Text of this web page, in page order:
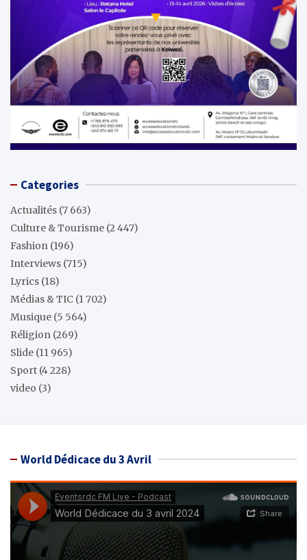
Categories
Actualités (7 663)
Culture & Tourisme (2 447)
Fashion (196)
Interviews (715)
Lyrics (18)
Médias & TIC (1 702)
Musique (5 564)
Réligion (269)
Slide (11 965)
Sport (4 228)
video (3)
World Dédicace du 3 Avril